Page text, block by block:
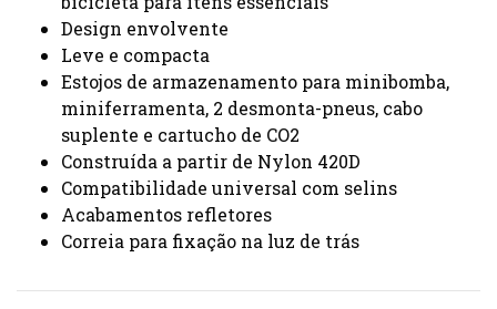
Design envolvente
Leve e compacta
Estojos de armazenamento para minibomba,
miniferramenta, 2 desmonta-pneus, cabo
suplente e cartucho de CO2
Construída a partir de Nylon 420D
Compatibilidade universal com selins
Acabamentos refletores
Correia para fixação na luz de trás